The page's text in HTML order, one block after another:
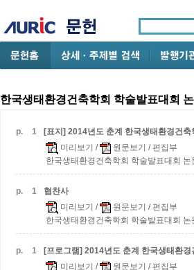
한국생태환경건축학회 학술발표대회
p. 1
[표지] 2014년도 춘계 한국생태환경건축
미리보기 / 원문보기 / 편집부
한국생태환경건축학회 학술발표대회
p. 1
협찬사
미리보기 / 원문보기 / 편집부
한국생태환경건축학회 학술발표대회
p. 1
[프로그램] 2014년도 춘계 한국생태환
미리보기 / 원문보기 / 편집부